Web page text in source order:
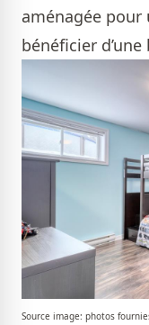
aménagée
bénéficier
Source image: photos